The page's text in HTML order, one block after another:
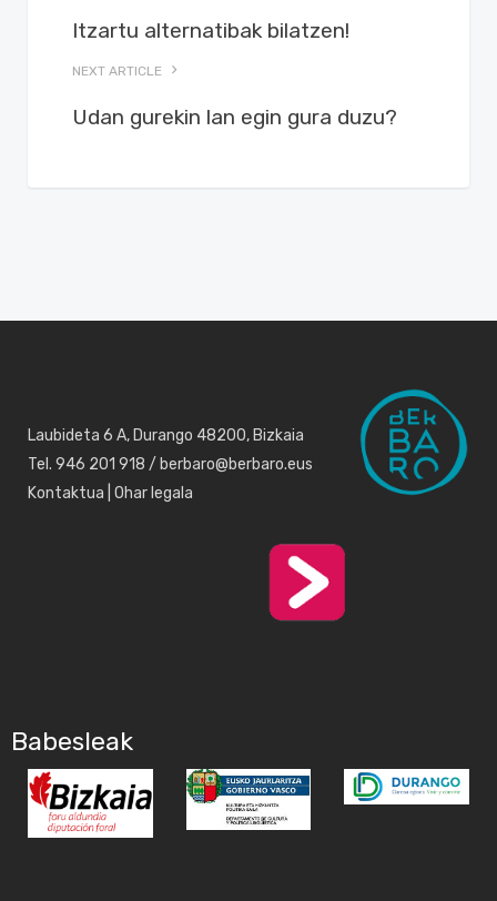
Itzartu alternatibak bilatzen!
NEXT ARTICLE
Udan gurekin lan egin gura duzu?
Laubideta 6 A, Durango 48200, Bizkaia
Tel. 946 201 918 / berbaro@berbaro.eus
Kontaktua Ohar legala
Babesleak